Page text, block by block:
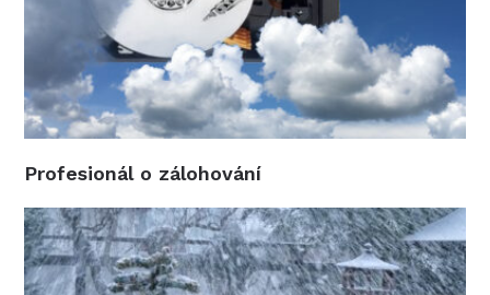
Profesionál o zálohování